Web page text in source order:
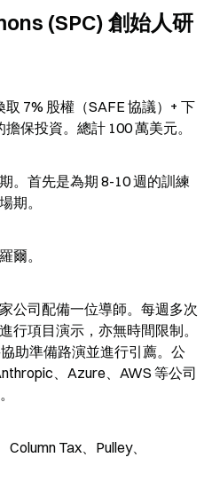
(SPC) 創始人研
7% 股權（SAFE 協議）+ 下
保投資。總計 100 萬美元。
。首先是為期 8-10 週的訓練
期。
爾。
公司配備一位導師。每週多次
行項目演示，亦無時間限制。
助準備路演並進行引薦。公
、Azure、AWS 等公司
Tax、Pulley、